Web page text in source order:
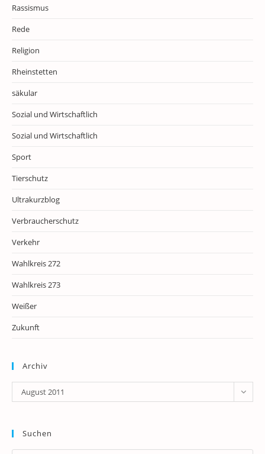
Rassismus
Rede
Religion
Rheinstetten
säkular
Sozial und Wirtschaftlich
Sozial und Wirtschaftlich
Sport
Tierschutz
Ultrakurzblog
Verbraucherschutz
Verkehr
Wahlkreis 272
Wahlkreis 273
Weißer
Zukunft
Archiv
Archiv
August 2011
Suchen